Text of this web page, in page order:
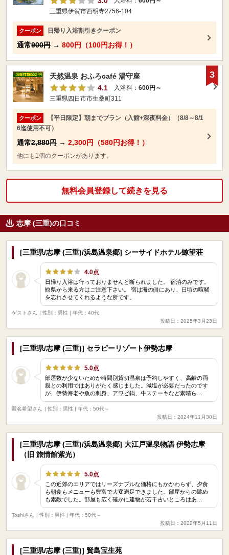
三重県伊賀市西明寺2756-104
クーポン 日帰り入浴割引きクーポン
通常900円 → 800円（100円お得！）
天然温泉 おふろcafé 湯守座
4.1
入浴料： 600円～
三重県四日市市生桑町311
クーポン
【平日限定】朝までプラン（入館+深夜料金）（8/8～8/1
6迄使用不可）
通常2,880円 → 2,300円（580円お得！）
他にも1個のクーポンがあります。
3
無料会員登録して続きを見る
志摩 (三重)の口コミ
[三重県/志摩 (三重)/浜島温泉郷] シーサイドホテル鯨望荘
4.0点
日帰り入浴は行っておりませんと断られました。 宿泊のみです。
他県から来る方はご注意下さい。 宿は海の側にあり、日頃の喧騒
を忘れさせてくれるような所です。
ゲストさん
| 性別：男性 | 年代：40代
投稿日：2025年3月23日
[三重県/志摩 (三重)] セラピーリゾート伊勢志摩
5.0点
部屋数が少ないためか時間別貸切温泉は予約しやすく、高齢の両
親との利用ではありがたく感じました。減塩が必要だったのです
が、伊勢海老や魚の刺身、アワビ鍋、牛ステーキなど素晴ら…
匿名希望さん
| 性別：男性 | 年代：50代～
投稿日：2024年11月30日
[三重県/志摩 (三重)/浜島温泉郷] 大江戸温泉物語 伊勢志摩
（旧 旅情館紫光）
5.0点
この近郊のエリアではリーズナブルな価格にもかかわらず、夕食
も朝食もメニューも豊富で大変満足できました。部屋からの眺め
も素敵でした。部屋も広く確かに建物が若干古いところはあ…
Toshiさん
| 性別：男性 | 年代：50代～
投稿日：2022年5月11日
[三重県/志摩 (三重)] 賢島宝生苑